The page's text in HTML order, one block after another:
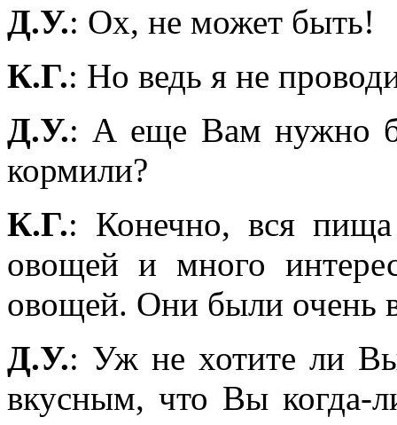
Д.У.: Ох, не может быть!
К.Г.: Но ведь я не
Д.У.: А еще Вам нужно
кормили?
К.Г.: Конечно, вся пища
овощей и много
овощей. Они были очень
Д.У.: Уж не хотите ли
вкусным, что Вы когда-